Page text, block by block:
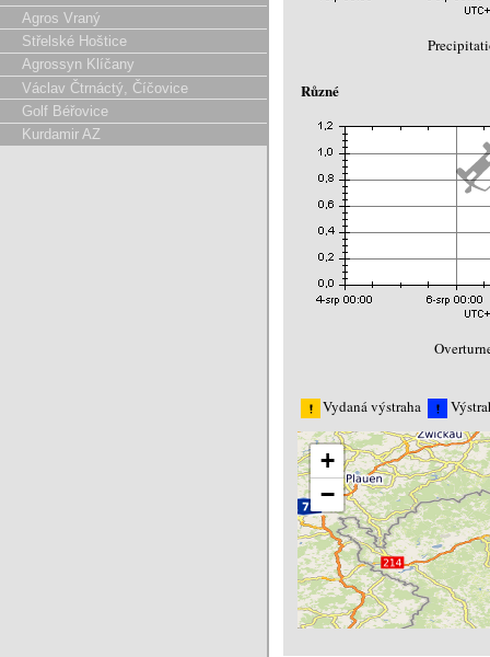
Agros Vraný
Střelské Hoštice
Agrossyn Klíčany
Václav Čtrnáctý, Číčovice
Golf Béřovice
Kurdamir AZ
Různé
Vydaná výstraha
+
−